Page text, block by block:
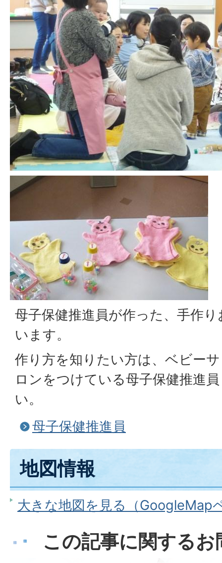
母子保健推進員が作った、手作
います。
作り方を知りたい方は、ベビー
ロンをつけている母子保健推進
い。
母子保健推進員
地図情報
大きな地図を見る（GoogleMap
この記事に関する